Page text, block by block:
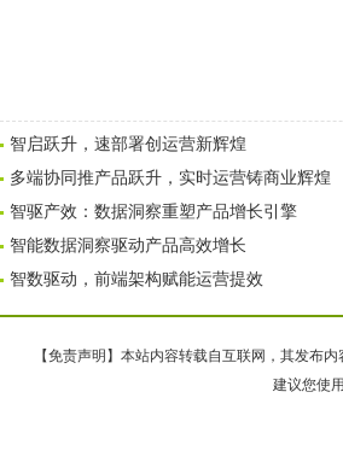
智启跃升，速部署创运营新辉煌
多端协同推产品跃升，实时运营铸商业辉煌
智驱产效：数据洞察重塑产品增长引擎
智能数据洞察驱动产品高效增长
智数驱动，前端架构赋能运营提效
【免责声明】本站内容转载自互联网，其发布
建议您使